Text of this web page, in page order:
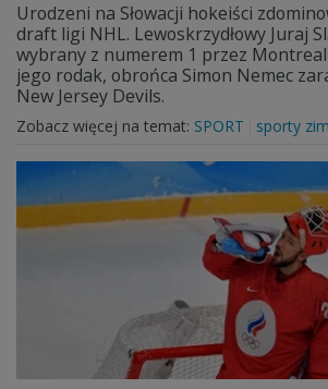
Urodzeni na Słowacji hokeiści
draft ligi NHL. Lewoskrzydłowy Juraj
wybrany z numerem 1 przez Montreal
jego rodak, obrońca Simon Nemec
New Jersey Devils.
Zobacz więcej na temat: SPORT sporty